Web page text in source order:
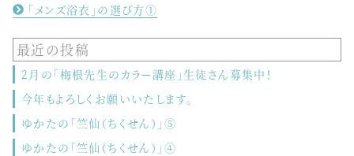
「メンズ浴衣」の選び方①
最近の投稿
2月の「梅根先生のカラー講座」生徒さん募集中！
今年もよろしくお願いいたします。
ゆかたの「竺仙（ちくせん）」⑤
ゆかたの「竺仙（ちくせん）」④